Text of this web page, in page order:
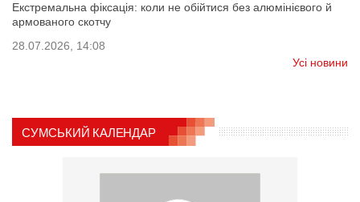
Екстремальна фіксація: коли не обійтися без алюмінієвого й
армованого скотчу
28.07.2026, 14:08
Усі новини
СУМСЬКИЙ КАЛЕНДАР